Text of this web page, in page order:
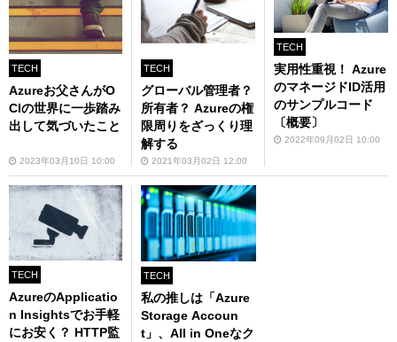
TECH
Azureお父さんがO
CIの世界に一歩踏み
出して気づいたこと
2023年03月10日 10:00
TECH
グローバル管理者？
所有者？ Azureの権
限周りをざっくり理
解する
2021年03月02日 12:00
TECH
実用性重視！ Azure
のマネージドID活用
のサンプルコード
〔概要〕
2022年09月02日 10:00
TECH
AzureのApplicatio
n Insightsでお手軽
にお安く？ HTTP監
TECH
私の推しは「Azure
Storage Accoun
t」、All in Oneなク